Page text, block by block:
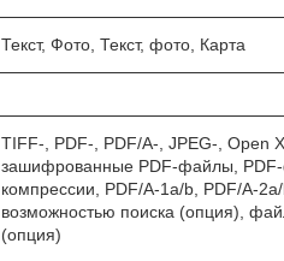
Текст, Фото, Текст, фото, Карта
TIFF-, PDF-, PDF/A-, JPEG-, Open
зашифрованные PDF-файлы,
компрессии, PDF/A-1a/b, PDF/A-
возможностью поиска (опция),
(опция)